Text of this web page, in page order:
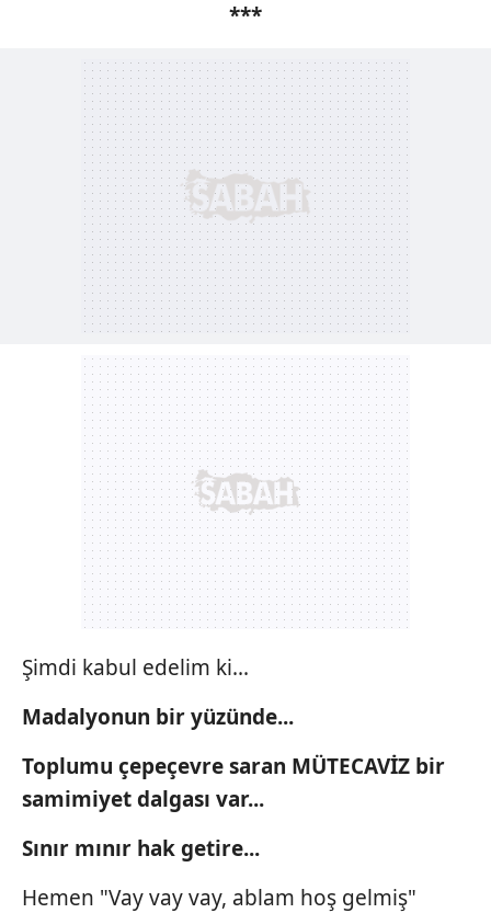
***
Şimdi kabul edelim ki...
Madalyonun bir yüzünde...
Toplumu çepeçevre saran MÜTECAVİZ bir
samimiyet dalgası var...
Sınır mınır hak getire...
Hemen "Vay vay vay, ablam hoş gelmiş"